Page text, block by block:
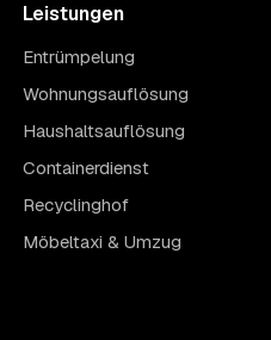
Leistungen
Entrümpelung
Wohnungsauflösung
Haushaltsauflösung
Containerdienst
Recyclinghof
Möbeltaxi & Umzug